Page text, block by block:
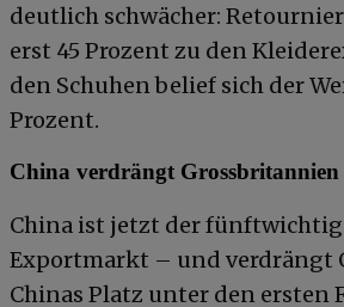
deutlich schwächer:
erst 45 Prozent zu den
den Schuhen belief sich der
Prozent.
China verdrängt Grossbritannien
China ist jetzt der
Exportmarkt – und verdrängt
Chinas Platz unter den ersten